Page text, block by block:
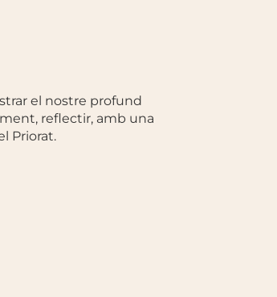
el nostre profund
reflectir, amb una
Priorat.